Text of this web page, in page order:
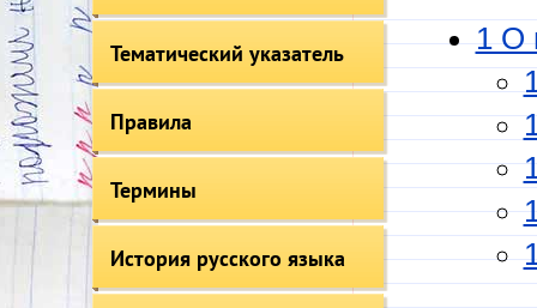
Тематический указатель
Правила
Термины
История русского языка
1 О